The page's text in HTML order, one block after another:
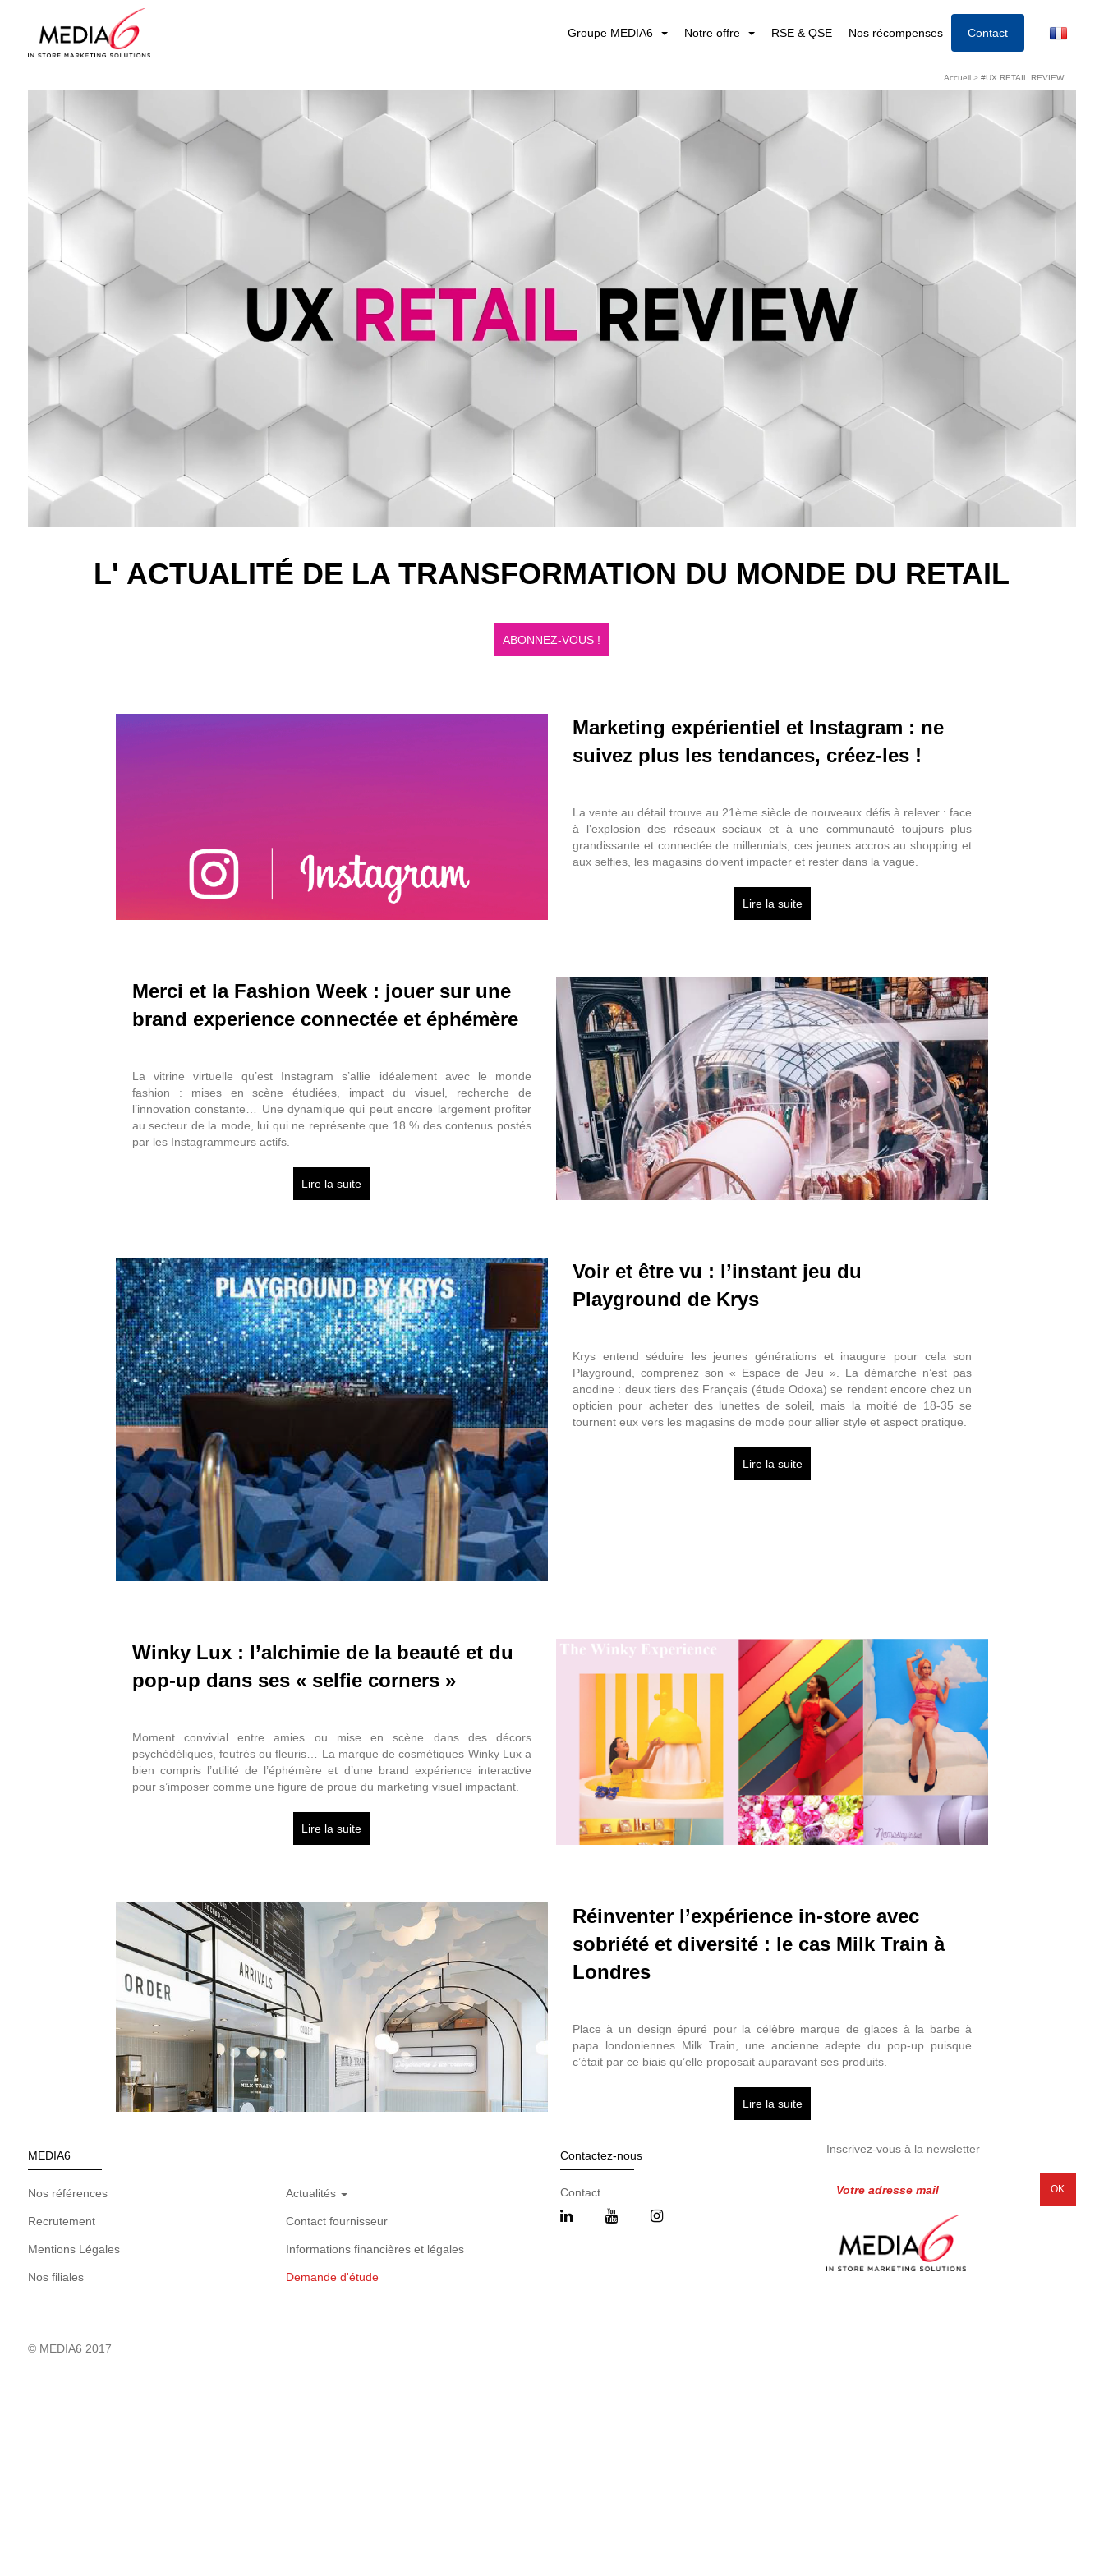
Groupe MEDIA6 Notre offre RSE & QSE Nos récompenses Contact
Accueil >#UX RETAIL REVIEW
L' ACTUALITÉ DE LA TRANSFORMATION DU MONDE DU RETAIL
ABONNEZ-VOUS !
Marketing expérientiel et Instagram : ne
suivez plus les tendances, créez-les !
La vente au détail trouve au 21ème siècle de nouveaux défis à relever : face
à l’explosion des réseaux sociaux et à une communauté toujours plus
grandissante et connectée de millennials, ces jeunes accros au shopping et
aux selfies, les magasins doivent impacter et rester dans la vague.
Lire la suite
Merci et la Fashion Week : jouer sur une
brand experience connectée et éphémère
La vitrine virtuelle qu’est Instagram s’allie idéalement avec le monde
fashion : mises en scène étudiées, impact du visuel, recherche de
l’innovation constante… Une dynamique qui peut encore largement profiter
au secteur de la mode, lui qui ne représente que 18 % des contenus postés
par les Instagrammeurs actifs.
Lire la suite
Voir et être vu : l’instant jeu du
Playground de Krys
Krys entend séduire les jeunes générations et inaugure pour cela son
Playground, comprenez son « Espace de Jeu ». La démarche n’est pas
anodine : deux tiers des Français (étude Odoxa) se rendent encore chez un
opticien pour acheter des lunettes de soleil, mais la moitié de 18-35 se
tournent eux vers les magasins de mode pour allier style et aspect pratique.
Lire la suite
Winky Lux : l’alchimie de la beauté et du
pop-up dans ses « selfie corners »
Moment convivial entre amies ou mise en scène dans des décors
psychédéliques, feutrés ou fleuris… La marque de cosmétiques Winky Lux a
bien compris l’utilité de l’éphémère et d’une brand expérience interactive
pour s’imposer comme une figure de proue du marketing visuel impactant.
Lire la suite
Réinventer l’expérience in-store avec
sobriété et diversité : le cas Milk Train à
Londres
Place à un design épuré pour la célèbre marque de glaces à la barbe à
papa londoniennes Milk Train, une ancienne adepte du pop-up puisque
c’était par ce biais qu’elle proposait auparavant ses produits.
Lire la suite
MEDIA6
Nos références Actualités
Recrutement Contact fournisseur
Mentions Légales Informations financières et légales
Nos filiales Demande d'étude
Contactez-nous
Contact
Inscrivez-vous à la newsletter
OK
© MEDIA6 2017